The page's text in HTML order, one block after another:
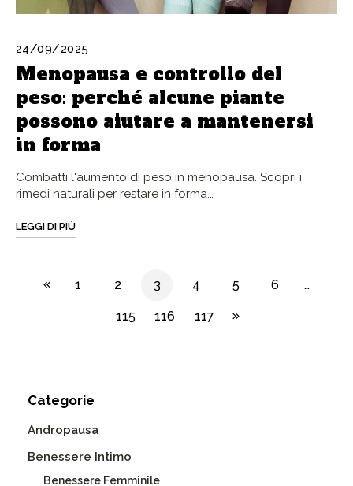
24/09/2025
Menopausa e controllo del
peso: perché alcune piante
possono aiutare a mantenersi
in forma
Combatti l'aumento di peso in menopausa. Scopri i
rimedi naturali per restare in forma.…
LEGGI DI PIÙ
1 2 3 4 5 6 …
115 116 117
Categorie
Andropausa
Benessere Intimo
Benessere Femminile